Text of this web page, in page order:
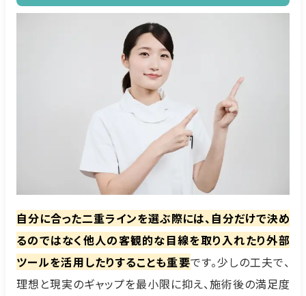
自分に合った二重ラインを選ぶ際には、自分だけで決め
るのではなく他人の客観的な目線を取り入れたり外部
ツールを活用したりすることも重要です。少しの工夫で、
理想と現実のギャップを最小限に抑え、施術後の満足度